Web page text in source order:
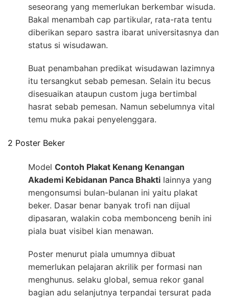
seseorang yang memerlukan berkembar wisuda.
Bakal menambah cap partikular, rata-rata tentu
diberikan separo sastra ibarat universitasnya dan
status si wisudawan.
Buat penambahan predikat wisudawan lazimnya
itu tersangkut sebab pemesan. Selain itu becus
disesuaikan ataupun custom juga bertimbal
hasrat sebab pemesan. Namun sebelumnya vital
temu muka pakai penyelenggara.
2 Poster Beker
Model Contoh Plakat Kenang Kenangan
Akademi Kebidanan Panca Bhakti lainnya yang
mengonsumsi bulan-bulanan ini yaitu plakat
beker. Dasar benar banyak trofi nan dijual
dipasaran, walakin coba membonceng benih ini
piala buat visibel kian menawan.
Poster menurut piala umumnya dibuat
memerlukan pelajaran akrilik per formasi nan
menghunus. selaku global, semua rekor ganal
bagian adu selanjutnya terpandai tersurat pada